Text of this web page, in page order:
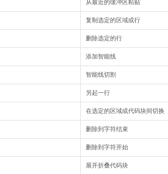
从最近的缓冲区粘贴
复制选定的区域或行
删除选定的行
添加智能线
智能线切割
另起一行
在选定的区域或代码块间切换
删除到字符结束
删除到字符开始
展开折叠代码块